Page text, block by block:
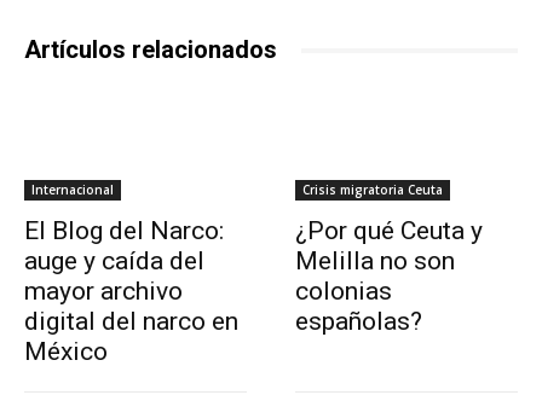
Artículos relacionados
Internacional
El Blog del Narco:
auge y caída del
mayor archivo
digital del narco en
México
Crisis migratoria Ceuta
¿Por qué Ceuta y
Melilla no son
colonias
españolas?